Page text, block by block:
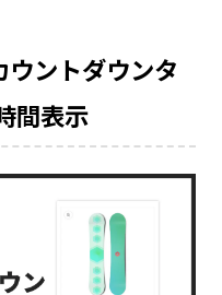
ウントダウンタ
間表示